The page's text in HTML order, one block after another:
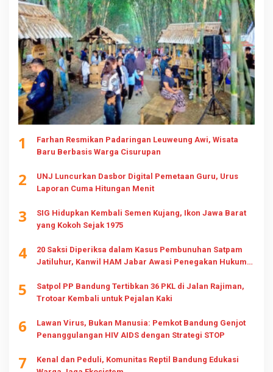
1
Farhan Resmikan Padaringan Leuweung Awi, Wisata
Baru Berbasis Warga Cisurupan
2
UNJ Luncurkan Dasbor Digital Pemetaan Guru, Urus
Laporan Cuma Hitungan Menit
3
SIG Hidupkan Kembali Semen Kujang, Ikon Jawa Barat
yang Kokoh Sejak 1975
4
20 Saksi Diperiksa dalam Kasus Pembunuhan Satpam
Jatiluhur, Kanwil HAM Jabar Awasi Penegakan Hukum
5
Satpol PP Bandung Tertibkan 36 PKL di Jalan Rajiman,
Trotoar Kembali untuk Pejalan Kaki
6
Lawan Virus, Bukan Manusia: Pemkot Bandung Genjot
Penanggulangan HIV AIDS dengan Strategi STOP
7
Kenal dan Peduli, Komunitas Reptil Bandung Edukasi